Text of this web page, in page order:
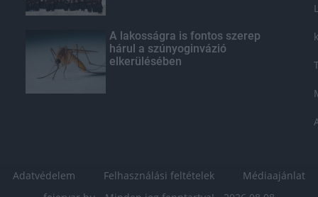
A lakosságra is fontos szerep
hárul a szúnyoginvázió
elkerülésében
Adatvédelem Felhasználási feltételek Médiaajánlat